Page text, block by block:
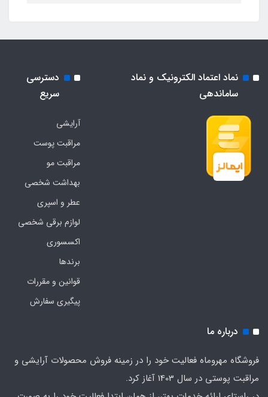
نماد اعتماد الکترونیک و نماد
ساماندهی
دسترسی
سریع
آرایشی
مراقبت پوست
مراقبت مو
بهداشت شخصی
عطر و اسپری
لوازم برقی شخصی
اکسسوری
برندها
قوانین و مقررات
پیگیری سفارش
درباره ما
فروشگاه مهروماه فعالیت خود را در زمینه فروش محصولات آرایشی و
مراقبت پوستی در سال 1403 آغاز کرد.